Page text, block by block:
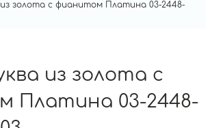
из золота с фианитом Платина 03-2448-
из золота с
Платина 03-2448-